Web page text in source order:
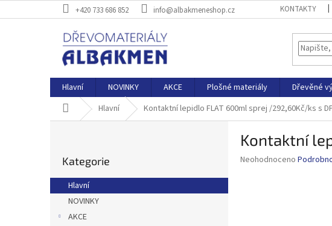
na
+420 733 686 852 info@albakmeneshop.cz KONTAKTY
Hlavní NOVINKY AKCE Plošné materiály Dřevěné
Domů Hlavní Kontaktní lepidlo FLAT 600ml sprej /292,60Kč/ks s
r
a
kategorie
Kategorie
Hlavní
NOVINKY
AKCE
Kontaktní
Průměrné
Neohodnoceno